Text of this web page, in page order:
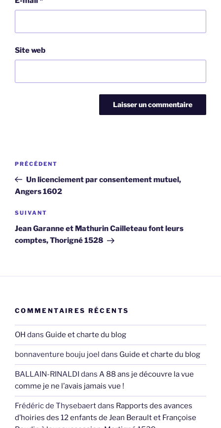
Site web
Navigation
l’article
Article
précédent
PRÉCÉDENT
Un licenciement par consentement mutuel,
Angers 1602
Article
suivant
SUIVANT
Jean Garanne et Mathurin Cailleteau font leurs
comptes, Thorigné 1528
COMMENTAIRES RÉCENTS
OH dans Guide et charte du blog
bonnaventure bouju joel dans Guide et charte du blog
BALLAIN-RINALDI dans A 88 ans je découvre la vue
comme je ne l’avais jamais vue !
Frédéric de Thysebaertdans Rapports des avances
d’hoiries des 12 enfants de Jean Berault et Françoise